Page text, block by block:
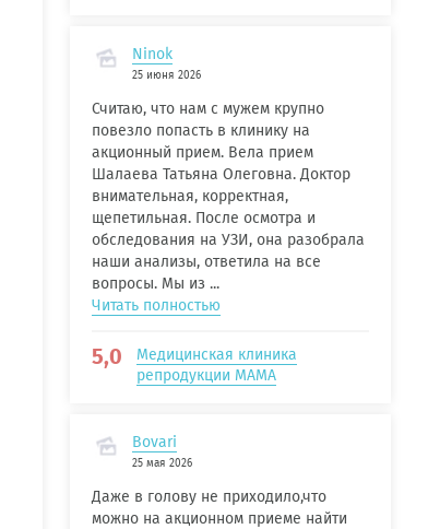
Ninok
25 июня 2026
Считаю, что нам с мужем крупно
повезло попасть в клинику на
акционный прием. Вела прием
Шалаева Татьяна Олеговна. Доктор
внимательная, корректная,
щепетильная. После осмотра и
обследования на УЗИ, она разобрала
наши анализы, ответила на все
вопросы. Мы из ...
Читать полностью
5,0
Медицинская клиника
репродукции МАМА
Bovari
25 мая 2026
Даже в голову не приходило,что
можно на акционном приеме найти